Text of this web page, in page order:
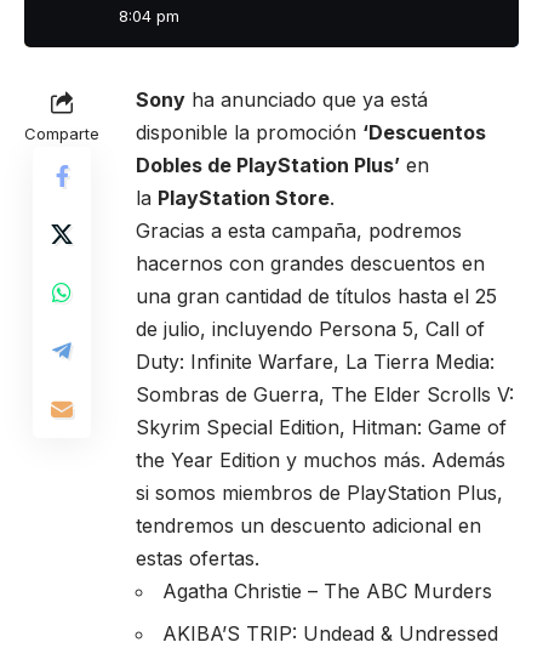
8:04 pm
Comparte
Sony ha anunciado que ya está
disponible la promoción ‘Descuentos
Dobles de PlayStation Plus’ en
la PlayStation Store.
Gracias a esta campaña, podremos
hacernos con grandes descuentos en
una gran cantidad de títulos hasta el 25
de julio, incluyendo Persona 5, Call of
Duty: Infinite Warfare, La Tierra Media:
Sombras de Guerra, The Elder Scrolls V:
Skyrim Special Edition, Hitman: Game of
the Year Edition y muchos más. Además
si somos miembros de PlayStation Plus,
tendremos un descuento adicional en
estas ofertas.
Agatha Christie – The ABC Murders
AKIBA’S TRIP: Undead & Undressed